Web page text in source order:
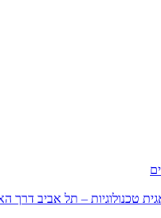
טכנולוגיות – תל אביב דרך